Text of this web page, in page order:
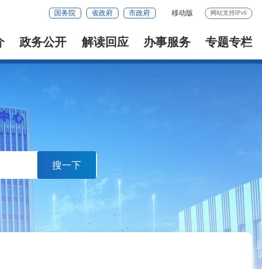
国务院 省政府 市政府 移动版 网站支持IPv6
政务公开 解读回应 办事服务 专题专栏
搜一下